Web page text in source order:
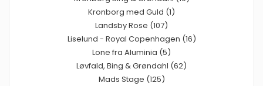
Kronborg med Guld (1)
Landsby Rose (107)
Liselund - Royal Copenhagen (16)
Lone fra Aluminia (5)
Løvfald, Bing & Grøndahl (62)
Mads Stage (125)